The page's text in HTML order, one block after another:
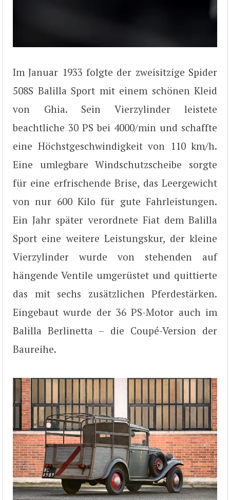
Im Januar 1933 folgte der zweisitzige Spider
508S Balilla Sport mit einem schönen Kleid
von Ghia. Sein Vierzylinder leistete
beachtliche 30 PS bei 4000/min und schaffte
eine Höchstgeschwindigkeit von 110 km/h.
Eine umlegbare Windschutzscheibe sorgte
für eine erfrischende Brise, das Leergewicht
von nur 600 Kilo für gute Fahrleistungen.
Ein Jahr später verordnete Fiat dem Balilla
Sport eine weitere Leistungskur, der kleine
Vierzylinder wurde von stehenden auf
hängende Ventile umgerüstet und quittierte
das mit sechs zusätzlichen Pferdestärken.
Eingebaut wurde der 36 PS-Motor auch im
Balilla Berlinetta – die Coupé-Version der
Baureihe.